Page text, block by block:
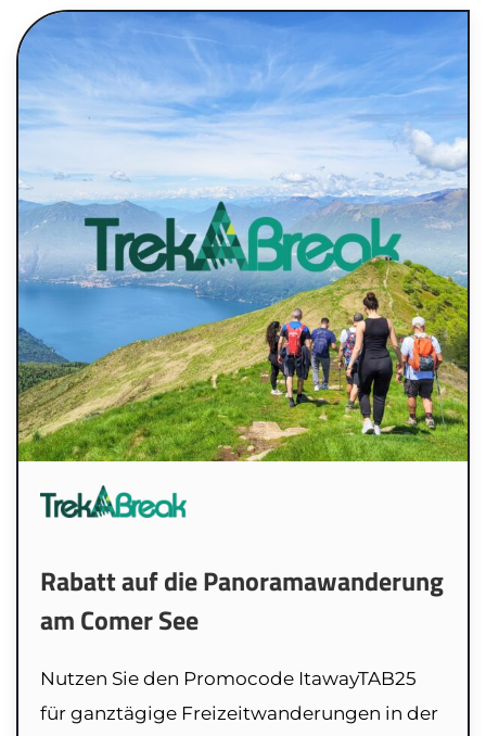
Rabatt auf die Panoramawanderung
am Comer See
Nutzen Sie den Promocode ItawayTAB25
für ganztägige Freizeitwanderungen in der